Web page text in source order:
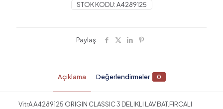
STOK KODU:A4289125
Paylaş
Açıklama Değerlendirmeler 0
VitrA A4289125 ORIGIN CLASSIC 3 DELIKLI LAV.BAT.FIRCALI